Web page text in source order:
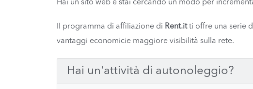
Hai un sito web e stai cercando un modo per
Il programma di affiliazione di Rent.itti offre una serie
vantaggi economicie maggiore visibilità sulla rete.
Hai un'attività di autonoleggio?